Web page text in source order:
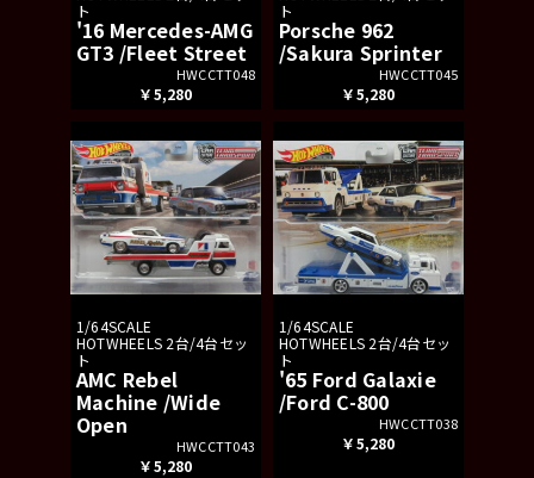
ト
'16 Mercedes-AMG
GT3 /Fleet Street
HWCCTT048
￥5,280
ト
Porsche 962
/Sakura Sprinter
HWCCTT045
￥5,280
1/64SCALE
HOTWHEELS 2台/4台セッ
ト
AMC Rebel
Machine /Wide
Open
HWCCTT043
￥5,280
1/64SCALE
HOTWHEELS 2台/4台セッ
ト
'65 Ford Galaxie
/Ford C-800
HWCCTT038
￥5,280